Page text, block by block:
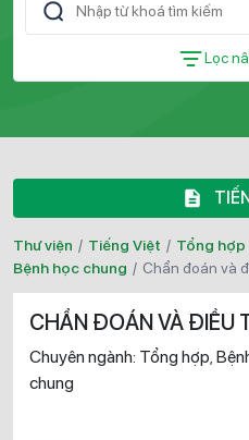
Lọc
Thư viện / Tiếng Việt / Tổng hợp
Bệnh học chung / chẩn đoán và
CHẨN ĐOÁN VÀ ĐIỀU
Chuyên ngành: Tổng hợp
chung